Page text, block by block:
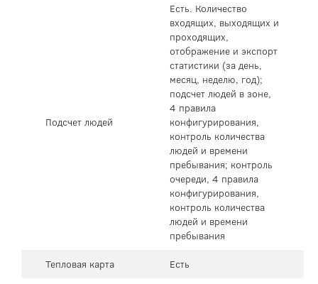
Подсчет людей
Есть. Количество
входящих, выходящих и
проходящих,
отображение и экспорт
статистики (за день,
месяц, неделю, год);
подсчет людей в зоне,
4 правила
конфигурирования,
контроль количества
людей и времени
пребывания; контроль
очереди, 4 правила
конфигурирования,
контроль количества
людей и времени
пребывания
Тепловая карта
Есть